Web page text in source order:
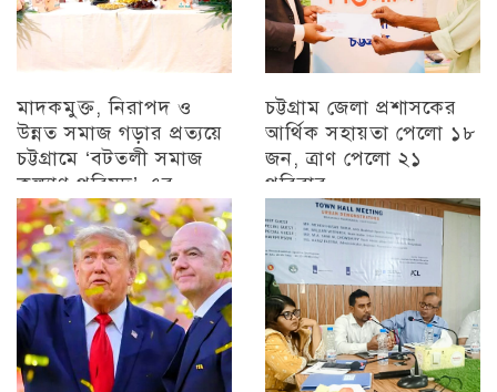
মাদকমুক্ত, নিরাপদ ও
উন্নত সমাজ গড়ার প্রত্যয়ে
চট্টগ্রামে ‘বটতলী সমাজ
কল্যাণ পরিষদ’-এর
মতবিনিময় সভা অনুষ্ঠিত
চট্টগ্রাম
চট্টগ্রাম জেলা প্রশাসকের
আর্থিক সহায়তা পেলো ১৮
জন, ত্রাণ পেলো ২১
পরিবার
চট্টগ্রাম